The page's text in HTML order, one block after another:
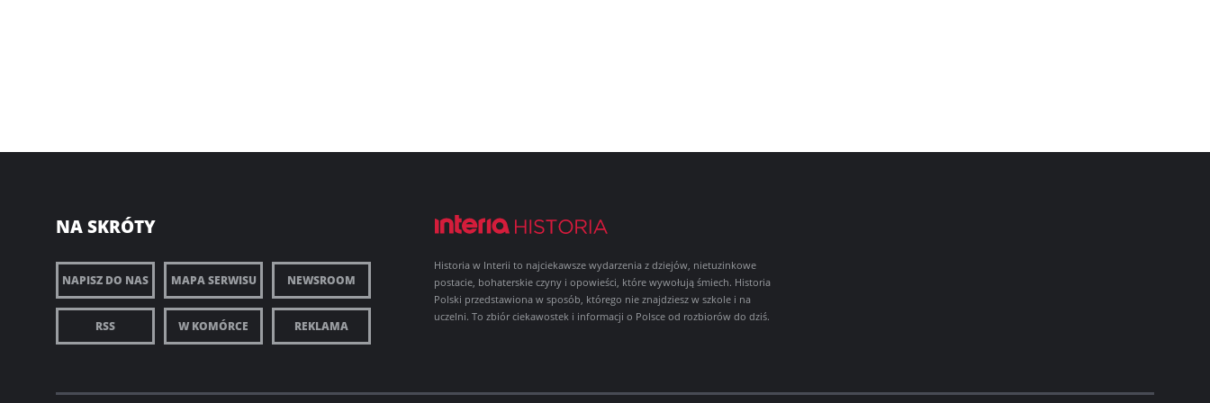
NA SKRÓTY
NAPISZ DO NAS MAPA SERWISU NEWSROOM
RSS W KOMÓRCE REKLAMA
Historia w Interii to najciekawsze wydarzenia z dziejów, nietuzinkowe
postacie, bohaterskie czyny i opowieści, które wywołują śmiech. Historia
Polski przedstawiona w sposób, którego nie znajdziesz w szkole i na
uczelni. To zbiór ciekawostek i informacji o Polsce od rozbiorów do dziś.